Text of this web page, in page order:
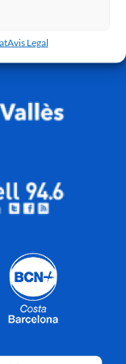
Avis Legal